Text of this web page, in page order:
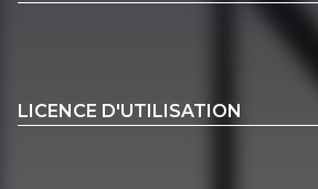
LICENCE D'UTILISATION